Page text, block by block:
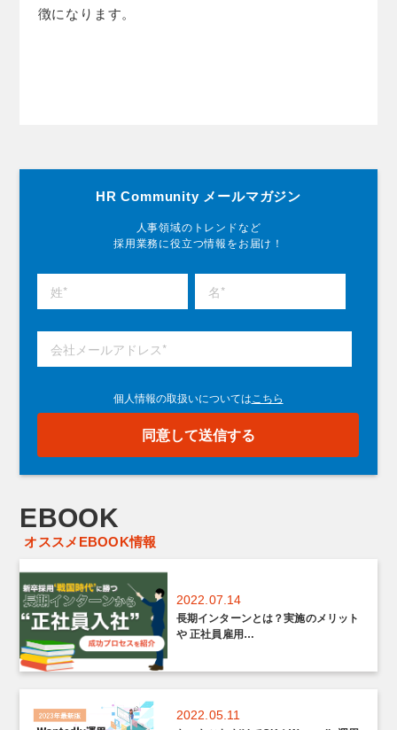
徴になります。
HR Community メールマガジン
人事領域のトレンドなど
採用業務に役立つ情報をお届け！
EBOOK
オススメEBOOK情報
2022.07.14
長期インターンとは？実施のメリット
や 正社員雇用…
2022.05.11